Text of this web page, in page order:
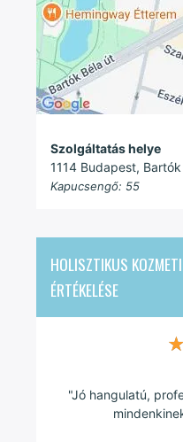
Szolgáltatás helye
1114 Budapest,
Kapucsengő: 55
HOLISZTIKUS
ÉRTÉKELÉSE
"Jó hangulatú,